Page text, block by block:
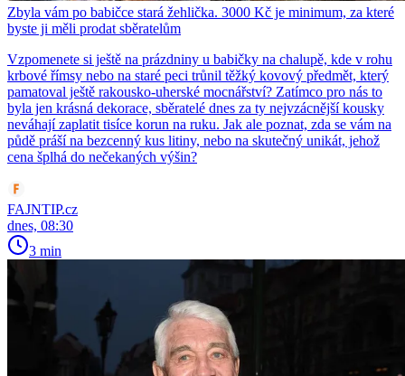
Zbyla vám po babičce stará žehlička. 3000 Kč je minimum, za které
byste ji měli prodat sběratelům
Vzpomenete si ještě na prázdniny u babičky na chalupě, kde v rohu
krbové římsy nebo na staré peci trůnil těžký kovový předmět, který
pamatoval ještě rakousko-uherské mocnářství? Zatímco pro nás to
byla jen krásná dekorace, sběratelé dnes za ty nejvzácnější kousky
neváhají zaplatit tisíce korun na ruku. Jak ale poznat, zda se vám na
půdě práší na bezcenný kus litiny, nebo na skutečný unikát, jehož
cena šplhá do nečekaných výšin?
FAJNTIP.cz
dnes, 08:30
3 min